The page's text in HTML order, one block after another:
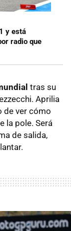
y está
radio que
tras su
Aprilia
de ver cómo
la pole. Será
de salida,